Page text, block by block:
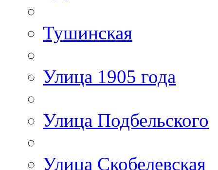
Тушинская
Улица 1905 года
Улица Подбельского
Улица Скобелевская